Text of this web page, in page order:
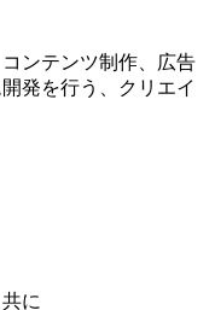
ンテンツ制作、広告
発を行う、
クリエイ
に